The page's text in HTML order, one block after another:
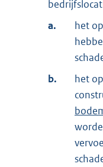
a.
het
b.
het